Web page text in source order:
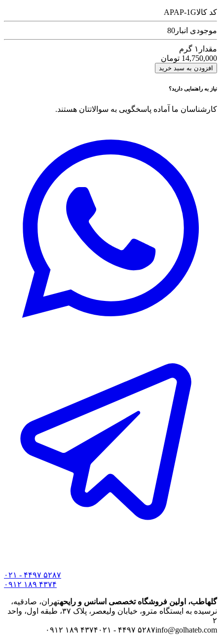
کد کالاAPAP-1G
موجودی انبار 80
مقدار ۱ گرم
14,750,000 تومان
افزودن به سبد خرید
نیاز به راهنمایی دارید؟
کارشناسان ما آماده پاسخگویی به سوالاتتان هستند.
۰۲۱ - ۴۴۹۷ ۵۲۸۷
۰۹۱۲ ۱۸۹ ۴۳۷۴
گلهاطب، اولین فروشگاه تخصصی اسانس و رایحهتهران، صادقیه،
نرسیده به ایستگاه مترو، خیابان ولیعصر، پلاک ۳۷، طبقه اول، واحد
۲
info@golhateb.com۰۲۱ - ۴۴۹۷ ۵۲۸۷ ۰۹۱۲ ۱۸۹ ۴۳۷۴